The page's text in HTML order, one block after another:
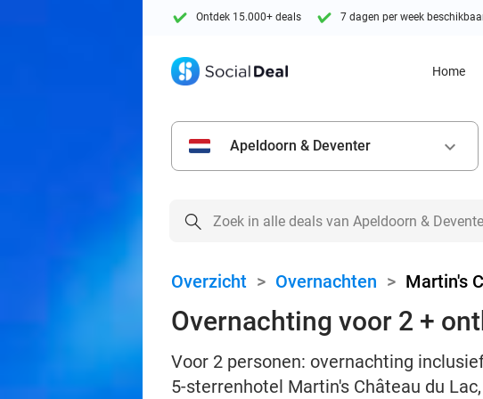
Ontdek 15.000+ deals 7 dagen per week
Home
Apeldoorn & Deventer keyboard_arrow_down
Overzicht > Overnachten > Martin's
Overnachting voor 2 +
Voor 2 personen: overnachting
5-sterrenhotel Martin's Château du